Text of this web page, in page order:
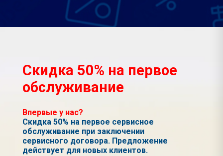
Скидка 50% на первое
обслуживание
Впервые у нас?
Скидка 50% на первое сервисное
обслуживание при заключении
сервисного договора. Предложение
действует для новых клиентов.